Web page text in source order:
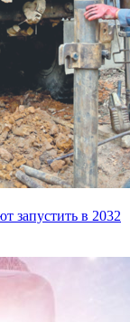
запустить в 2032